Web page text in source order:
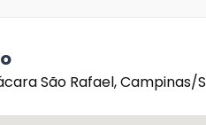
São Rafael, Campinas/